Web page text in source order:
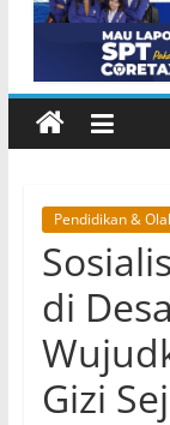
Pendidikan &
di
Gizi